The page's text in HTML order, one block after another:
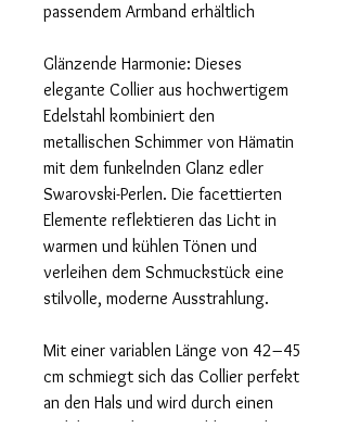
passendem Armband erhältlich
Glänzende Harmonie: Dieses
elegante Collier aus hochwertigem
Edelstahl kombiniert den
metallischen Schimmer von Hämatin
mit dem funkelnden Glanz edler
Swarovski-Perlen. Die facettierten
Elemente reflektieren das Licht in
warmen und kühlen Tönen und
verleihen dem Schmuckstück eine
stilvolle, moderne Ausstrahlung.
Mit einer variablen Länge von 42–45
cm schmiegt sich das Collier perfekt
an den Hals und wird durch einen